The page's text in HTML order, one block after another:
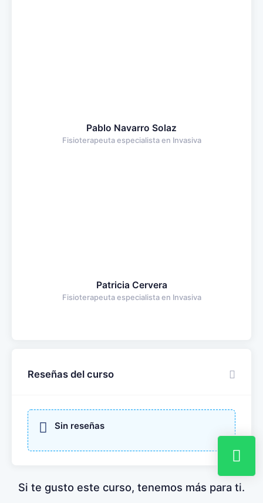
Pablo Navarro Solaz
Fisioterapeuta especialista en Invasiva
Patricia Cervera
Fisioterapeuta especialista en Invasiva
Reseñas del curso
Sin reseñas
Si te gusto este curso, tenemos más para ti.